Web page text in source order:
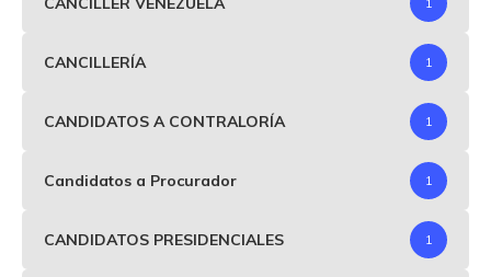
CANCILLERÍA 1
CANDIDATOS A CONTRALORÍA 1
Candidatos a Procurador 1
CANDIDATOS PRESIDENCIALES 1